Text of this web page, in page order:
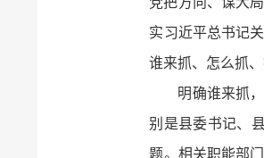
实习近平总书记
谁来抓、怎么抓
明确谁来抓
别是县委书记、
题。相关职能部